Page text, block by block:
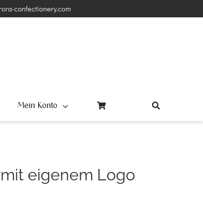
confectionery.com
Mein Konto
eigenem Logo